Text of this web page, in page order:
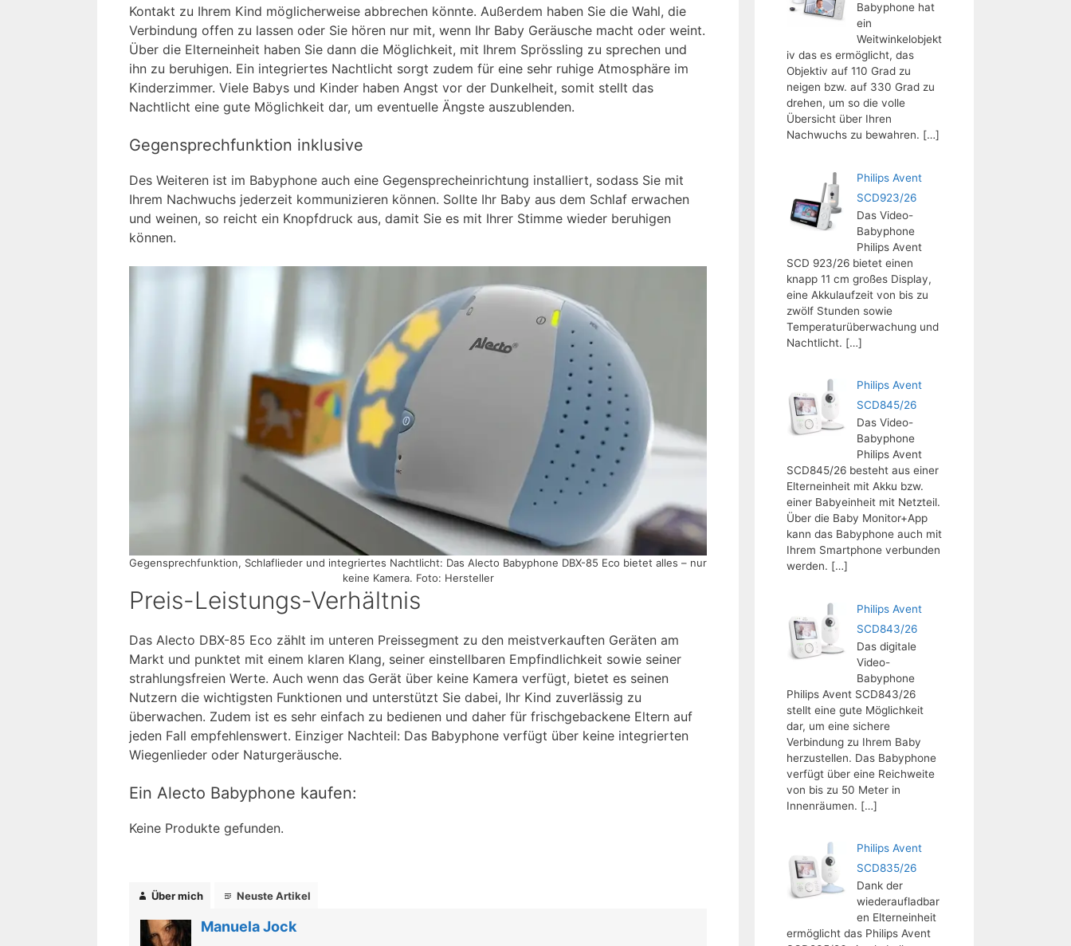
Kontakt zu Ihrem Kind möglicherweise abbrechen könnte. Außerdem haben Sie die Wahl, die
Verbindung offen zu lassen oder Sie hören nur mit, wenn Ihr Baby Geräusche macht oder weint.
Über die Elterneinheit haben Sie dann die Möglichkeit, mit Ihrem Sprössling zu sprechen und
ihn zu beruhigen. Ein integriertes Nachtlicht sorgt zudem für eine sehr ruhige Atmosphäre im
Kinderzimmer. Viele Babys und Kinder haben Angst vor der Dunkelheit, somit stellt das
Nachtlicht eine gute Möglichkeit dar, um eventuelle Ängste auszublenden.
Gegensprechfunktion inklusive
Des Weiteren ist im Babyphone auch eine Gegensprecheinrichtung installiert, sodass Sie mit
Ihrem Nachwuchs jederzeit kommunizieren können. Sollte Ihr Baby aus dem Schlaf erwachen
und weinen, so reicht ein Knopfdruck aus, damit Sie es mit Ihrer Stimme wieder beruhigen
können.
Gegensprechfunktion, Schlaflieder und integriertes Nachtlicht: Das Alecto Babyphone DBX-85 Eco bietet alles – nur
keine Kamera. Foto: Hersteller
Preis-Leistungs-Verhältnis
Das Alecto DBX-85 Eco zählt im unteren Preissegment zu den meistverkauften Geräten am
Markt und punktet mit einem klaren Klang, seiner einstellbaren Empfindlichkeit sowie seiner
strahlungsfreien Werte. Auch wenn das Gerät über keine Kamera verfügt, bietet es seinen
Nutzern die wichtigsten Funktionen und unterstützt Sie dabei, Ihr Kind zuverlässig zu
überwachen. Zudem ist es sehr einfach zu bedienen und daher für frischgebackene Eltern auf
jeden Fall empfehlenswert. Einziger Nachteil: Das Babyphone verfügt über keine integrierten
Wiegenlieder oder Naturgeräusche.
Ein Alecto Babyphone kaufen:
Keine Produkte gefunden.
Über mich Neuste Artikel
Manuela Jock
Babyphone hat
ein
Weitwinkelobjekt
iv das es ermöglicht, das
Objektiv auf 110 Grad zu
neigen bzw. auf 330 Grad zu
drehen, um so die volle
Übersicht über Ihren
Nachwuchs zu bewahren. […]
Philips Avent
SCD923/26
Das Video-
Babyphone
Philips Avent
SCD 923/26 bietet einen
knapp 11 cm großes Display,
eine Akkulaufzeit von bis zu
zwölf Stunden sowie
Temperaturüberwachung und
Nachtlicht. […]
Philips Avent
SCD845/26
Das Video-
Babyphone
Philips Avent
SCD845/26 besteht aus einer
Elterneinheit mit Akku bzw.
einer Babyeinheit mit Netzteil.
Über die Baby Monitor+App
kann das Babyphone auch mit
Ihrem Smartphone verbunden
werden. […]
Philips Avent
SCD843/26
Das digitale
Video-
Babyphone
Philips Avent SCD843/26
stellt eine gute Möglichkeit
dar, um eine sichere
Verbindung zu Ihrem Baby
herzustellen. Das Babyphone
verfügt über eine Reichweite
von bis zu 50 Meter in
Innenräumen. […]
Philips Avent
SCD835/26
Dank der
wiederaufladbar
en Elterneinheit
ermöglicht das Philips Avent